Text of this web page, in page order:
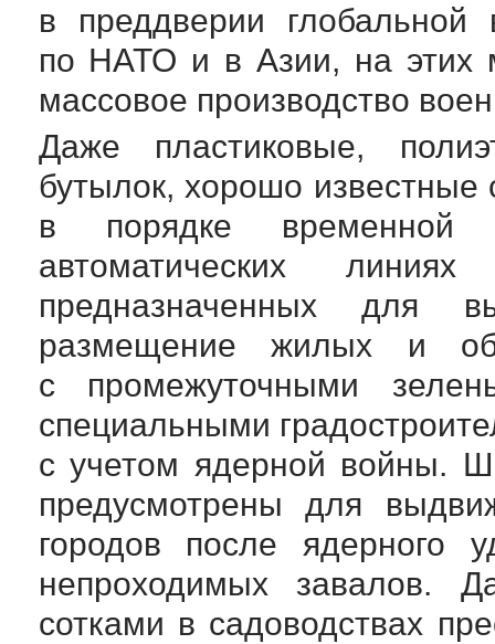
в преддверии
по НАТО и в Азии, на этих
массовое производство
Даже пластиковые,
бутылок, хорошо
в порядке временной
автоматических
предназначенных для
размещение жилых и
с промежуточными
специальными
с учетом ядерной войны.
предусмотрены для
городов после
непроходимых завалов.
сотками в садоводствах